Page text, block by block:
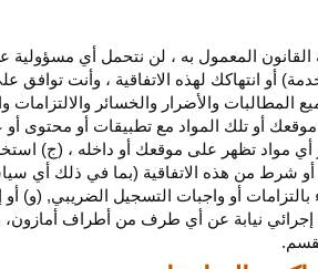
المعمول به ، لن نتحمل أي
أو انتهاكك لهذه الاتفاقية ، وأنت توافق
المطالبات والأضرار والخسائر
أو تلك المواد مع تطبيقات أو محتوى أو
أي مواد تظهر على موقعك أو داخله ، (ج)
أو شرط من هذه الاتفاقية (بما في ذلك أي
بالتزامات أو واجبات التسجيل الضريبي, (و)
إجرائي نيابة عن أي طرف من أطراف